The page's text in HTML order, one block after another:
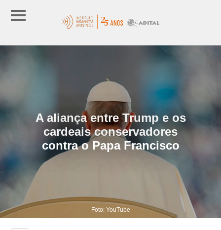
A aliança entre Trump e os
cardeais conservadores
contra o Papa Francisco
Foto: YouTube